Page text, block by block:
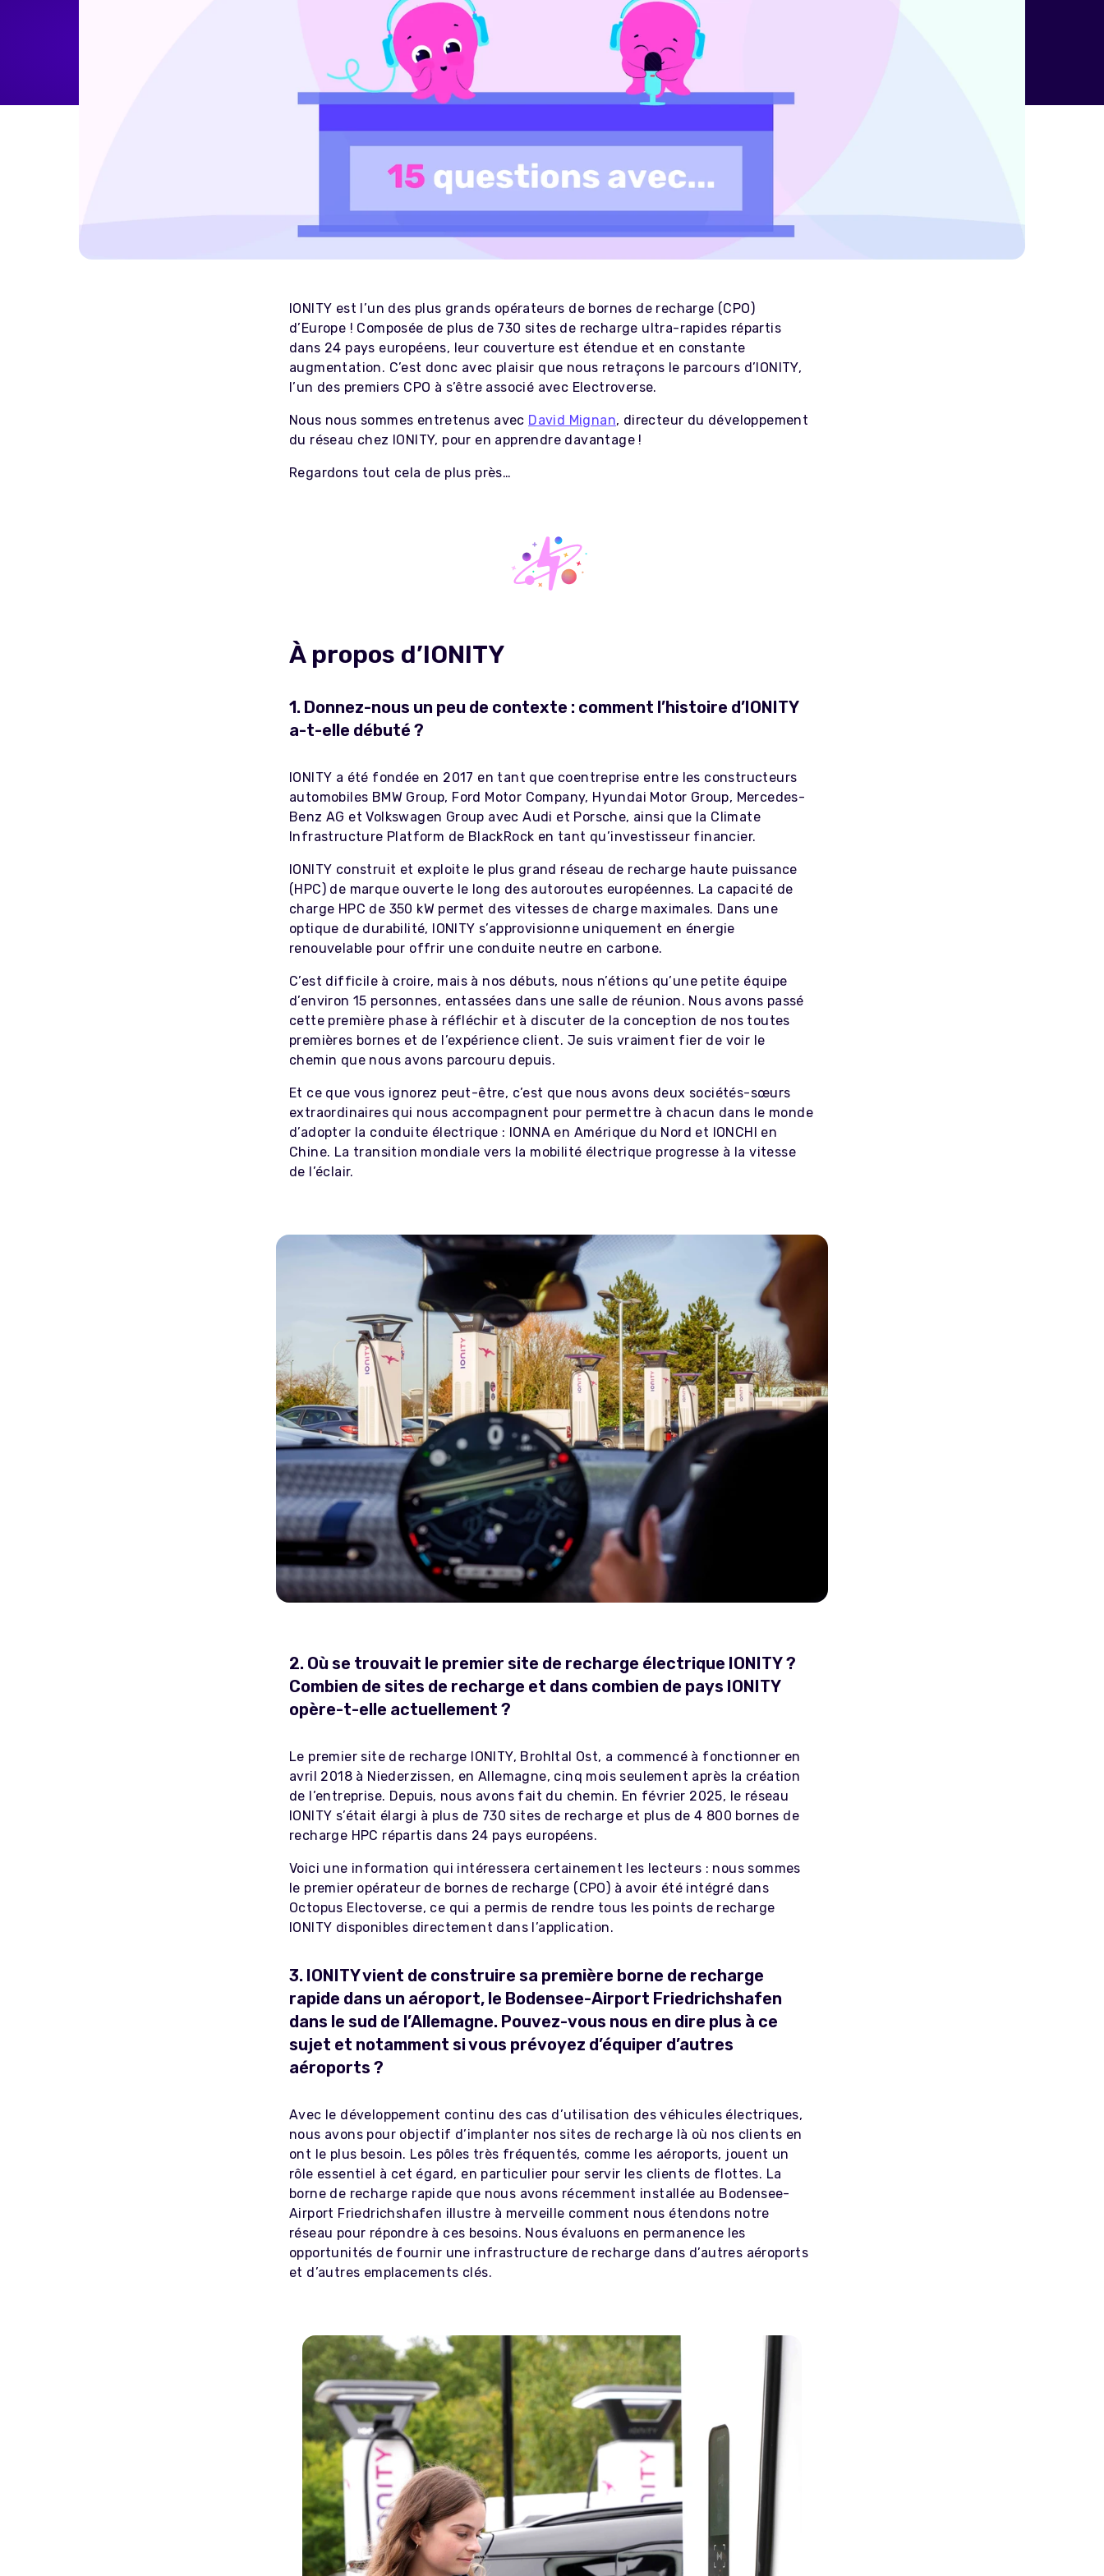
Save up to 40% on public
charging costs for your business
IONITY est l’un des plus grands opérateurs de bornes de recharge (CPO)
d’Europe ! Composée de plus de 730 sites de recharge ultra-rapides répartis
dans 24 pays européens, leur couverture est étendue et en constante
augmentation. C’est donc avec plaisir que nous retraçons le parcours d’IONITY,
l’un des premiers CPO à s’être associé avec Electroverse.
Nous nous sommes entretenus avec David Mignan, directeur du développement
du réseau chez IONITY, pour en apprendre davantage !
Regardons tout cela de plus près…
À propos d’IONITY
1. Donnez-nous un peu de contexte : comment l’histoire d’IONITY
a-t-elle débuté ?
IONITY a été fondée en 2017 en tant que coentreprise entre les constructeurs
automobiles BMW Group, Ford Motor Company, Hyundai Motor Group, Mercedes-
Benz AG et Volkswagen Group avec Audi et Porsche, ainsi que la Climate
Infrastructure Platform de BlackRock en tant qu’investisseur financier.
IONITY construit et exploite le plus grand réseau de recharge haute puissance
(HPC) de marque ouverte le long des autoroutes européennes. La capacité de
charge HPC de 350 kW permet des vitesses de charge maximales. Dans une
optique de durabilité, IONITY s’approvisionne uniquement en énergie
renouvelable pour offrir une conduite neutre en carbone.
C’est difficile à croire, mais à nos débuts, nous n’étions qu’une petite équipe
d’environ 15 personnes, entassées dans une salle de réunion. Nous avons passé
cette première phase à réfléchir et à discuter de la conception de nos toutes
premières bornes et de l’expérience client. Je suis vraiment fier de voir le
chemin que nous avons parcouru depuis.
Et ce que vous ignorez peut-être, c’est que nous avons deux sociétés-sœurs
extraordinaires qui nous accompagnent pour permettre à chacun dans le monde
d’adopter la conduite électrique : IONNA en Amérique du Nord et IONCHI en
Chine. La transition mondiale vers la mobilité électrique progresse à la vitesse
de l’éclair.
2. Où se trouvait le premier site de recharge électrique IONITY ?
Combien de sites de recharge et dans combien de pays IONITY
opère-t-elle actuellement ?
Le premier site de recharge IONITY, Brohltal Ost, a commencé à fonctionner en
avril 2018 à Niederzissen, en Allemagne, cinq mois seulement après la création
de l’entreprise. Depuis, nous avons fait du chemin. En février 2025, le réseau
IONITY s’était élargi à plus de 730 sites de recharge et plus de 4 800 bornes de
recharge HPC répartis dans 24 pays européens.
Voici une information qui intéressera certainement les lecteurs : nous sommes
le premier opérateur de bornes de recharge (CPO) à avoir été intégré dans
Octopus Electoverse, ce qui a permis de rendre tous les points de recharge
IONITY disponibles directement dans l’application.
3. IONITY vient de construire sa première borne de recharge
rapide dans un aéroport, le Bodensee-Airport Friedrichshafen
dans le sud de l’Allemagne. Pouvez-vous nous en dire plus à ce
sujet et notamment si vous prévoyez d’équiper d’autres
aéroports ?
Avec le développement continu des cas d’utilisation des véhicules électriques,
nous avons pour objectif d’implanter nos sites de recharge là où nos clients en
ont le plus besoin. Les pôles très fréquentés, comme les aéroports, jouent un
rôle essentiel à cet égard, en particulier pour servir les clients de flottes. La
borne de recharge rapide que nous avons récemment installée au Bodensee-
Airport Friedrichshafen illustre à merveille comment nous étendons notre
réseau pour répondre à ces besoins. Nous évaluons en permanence les
opportunités de fournir une infrastructure de recharge dans d’autres aéroports
et d’autres emplacements clés.